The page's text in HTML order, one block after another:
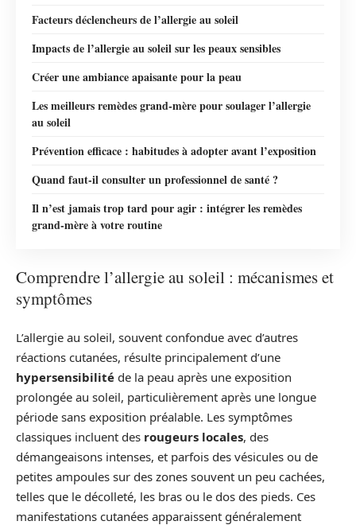
Facteurs déclencheurs de l’allergie au soleil
Impacts de l’allergie au soleil sur les peaux sensibles
Créer une ambiance apaisante pour la peau
Les meilleurs remèdes grand-mère pour soulager l’allergie
au soleil
Prévention efficace : habitudes à adopter avant l’exposition
Quand faut-il consulter un professionnel de santé ?
Il n’est jamais trop tard pour agir : intégrer les remèdes
grand-mère à votre routine
Comprendre l’allergie au soleil : mécanismes et
symptômes
L’allergie au soleil, souvent confondue avec d’autres
réactions cutanées, résulte principalement d’une
hypersensibilité de la peau après une exposition
prolongée au soleil, particulièrement après une longue
période sans exposition préalable. Les symptômes
classiques incluent des rougeurs locales, des
démangeaisons intenses, et parfois des vésicules ou de
petites ampoules sur des zones souvent un peu cachées,
telles que le décolleté, les bras ou le dos des pieds. Ces
manifestations cutanées apparaissent généralement